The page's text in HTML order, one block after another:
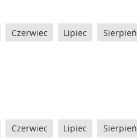
Czerwiec Lipiec Sierpień
Czerwiec Lipiec Sierpień